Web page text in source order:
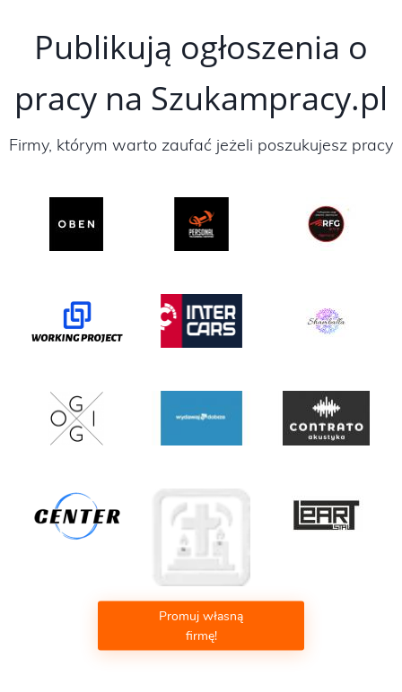
Publikują ogłoszenia o
pracy na Szukampracy.pl
Firmy, którym warto zaufać jeżeli poszukujesz pracy
Promuj własną
firmę!